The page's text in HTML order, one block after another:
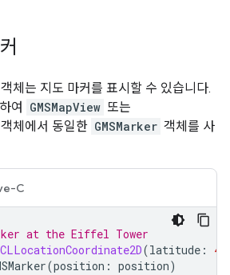
객체는 지도 마커를 표시할 수 있습니다.
여
GMSMapView 또는
객체에서 동일한 GMSMarker 객체를 사
C
at the Eiffel Tower
CLLocationCoordinate2D(latitude :
(position : position)